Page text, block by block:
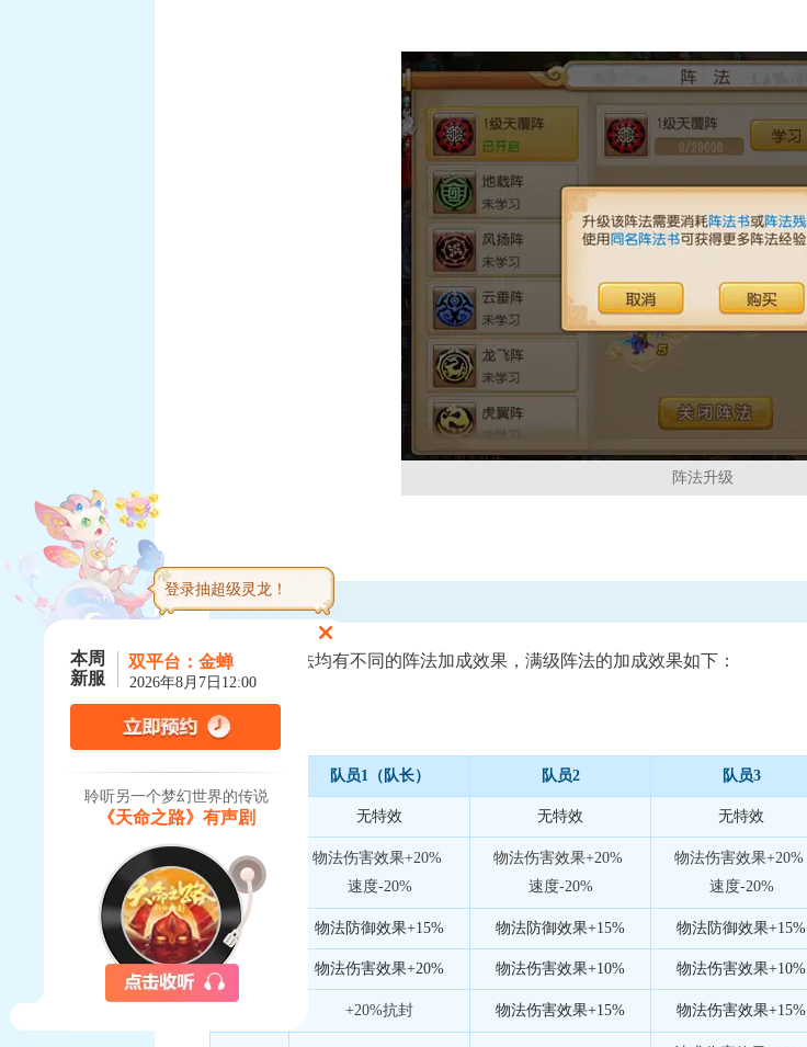
登录抽超级灵龙！
本周
新服
双平台： 金蝉
2026年8月7日12:00
聆听另一个梦幻世界的传说
《天命之路》有声剧
阵法升级
阵法效果
每个阵法均有不同的阵法加成效果，满级阵法的加成效果如下：
队员1（队长） 队员2 队员3
普通阵 无特效 无特效 无特效
天覆阵
物法伤害效果+20%
速度-20%
物法伤害效果+20%
速度-20%
物法伤害效果+20%
速度-20%
地载阵 物法防御效果+15% 物法防御效果+15% 物法防御效果+15%
风扬阵 物法伤害效果+20% 物法伤害效果+10% 物法伤害效果+10%
+20%抗封 物法伤害效果+15% 物法伤害效果+15%